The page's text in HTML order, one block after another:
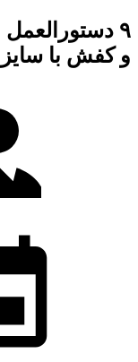
۹
و کفش با